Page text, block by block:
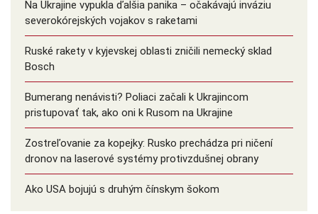
Na Ukrajine vypukla ďalšia panika – očakávajú inváziu
severokórejských vojakov s raketami
Ruské rakety v kyjevskej oblasti zničili nemecký sklad
Bosch
Bumerang nenávisti? Poliaci začali k Ukrajincom
pristupovať tak, ako oni k Rusom na Ukrajine
Zostreľovanie za kopejky: Rusko prechádza pri ničení
dronov na laserové systémy protivzdušnej obrany
Ako USA bojujú s druhým čínskym šokom